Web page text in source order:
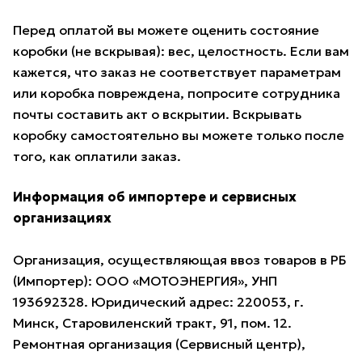
Перед оплатой вы можете оценить состояние
коробки (не вскрывая): вес, целостность. Если вам
кажется, что заказ не соответствует параметрам
или коробка повреждена, попросите сотрудника
почты составить акт о вскрытии. Вскрывать
коробку самостоятельно вы можете только после
того, как оплатили заказ.
Информация об импортере и сервисных
организациях
Организация, осуществляющая ввоз товаров в РБ
(Импортер): ООО «МОТОЭНЕРГИЯ», УНП
193692328. Юридический адрес: 220053, г.
Минск, Старовиленский тракт, 91, пом. 12.
Ремонтная организация (Сервисный центр),